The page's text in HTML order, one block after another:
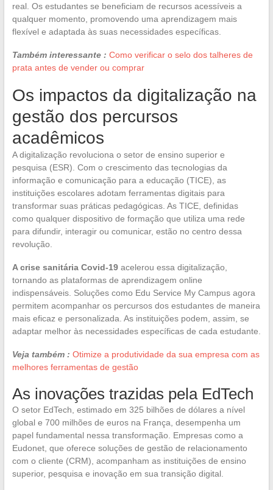
real. Os estudantes se beneficiam de recursos acessíveis a
qualquer momento, promovendo uma aprendizagem mais
flexível e adaptada às suas necessidades específicas.
Também interessante : Como verificar o selo dos talheres de
prata antes de vender ou comprar
Os impactos da digitalização na
gestão dos percursos
acadêmicos
A digitalização revoluciona o setor de ensino superior e
pesquisa (ESR). Com o crescimento das tecnologias da
informação e comunicação para a educação (TICE), as
instituições escolares adotam ferramentas digitais para
transformar suas práticas pedagógicas. As TICE, definidas
como qualquer dispositivo de formação que utiliza uma rede
para difundir, interagir ou comunicar, estão no centro dessa
revolução.
A crise sanitária Covid-19acelerou essa digitalização,
tornando as plataformas de aprendizagem online
indispensáveis. Soluções como Edu Service My Campus agora
permitem acompanhar os percursos dos estudantes de maneira
mais eficaz e personalizada. As instituições podem, assim, se
adaptar melhor às necessidades específicas de cada estudante.
Veja também : Otimize a produtividade da sua empresa com as
melhores ferramentas de gestão
As inovações trazidas pela EdTech
O setor EdTech, estimado em 325 bilhões de dólares a nível
global e 700 milhões de euros na França, desempenha um
papel fundamental nessa transformação. Empresas como a
Eudonet, que oferece soluções de gestão de relacionamento
com o cliente (CRM), acompanham as instituições de ensino
superior, pesquisa e inovação em sua transição digital.